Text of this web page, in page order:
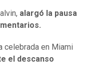
alargó la pausa
celebrada en Miami
el descanso